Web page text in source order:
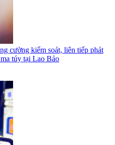
cường kiểm soát, liên tiếp phát
túy tại Lao Bảo